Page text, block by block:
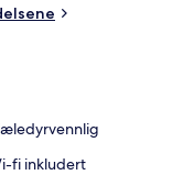
fi inkludert